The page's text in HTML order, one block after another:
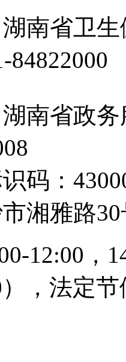
南省卫
84822000
南省政
码：
市湘雅路
12:00，
，法定